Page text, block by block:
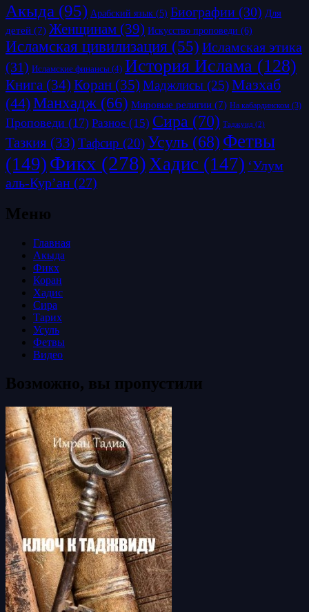
Акыда (95) Арабский язык (5) Биографии (30) Для
детей (7) Женщинам (39) Искусство проповеди (6)
Исламская цивилизация (55) Исламская этика
(31) Исламские финансы (4) История Ислама (128)
Книга (34) Коран (35) Маджлисы (25)Мазхаб
(44)Манхадж (66) Мировые религии (7) На кабардинском (3)
Проповеди (17) Разное (15) Сира (70) Таджуид (2)
Тазкия (33) Тафсир (20)Усуль (68) Фетвы
(149) Фикх (278) Хадис (147) ‘Улум
аль-Кур’ан (27)
Меню
Главная
Акыда
Фикх
Коран
Хадис
Сира
Тарих
Усуль
Фетвы
Видео
Возможно, вы пропустили